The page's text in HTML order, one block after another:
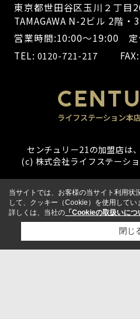
東京都世田谷区玉川２丁目
TAMAGAWA N-2ビル 2階・
営業時間:10:00～19:00 定
TEL: 0120-721-217
センチュリー21の加盟店は
(c) 株式会社ライフステー
当サイトでは、お客様の当サイト利用状
して、クッキー（Cookie）を使用してい
詳しくは、当社の 「Cookieの取扱いにつ
閉じ